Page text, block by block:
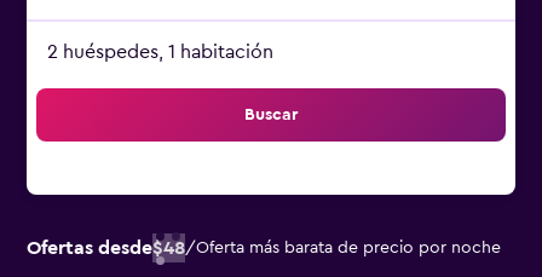
2 huéspedes, 1 habitación
Buscar
Ofertas desde$48/Oferta más barata de precio por noche